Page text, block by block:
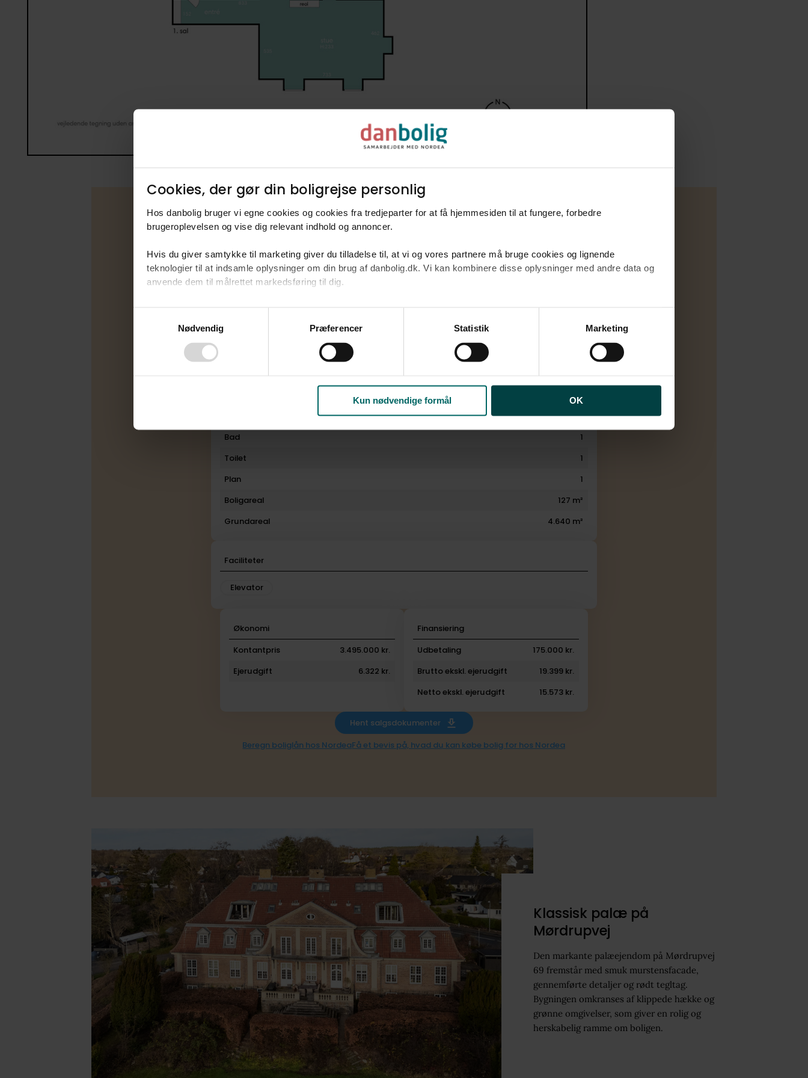
Cookies, der gør din boligrejse personlig​
Hos danbolig bruger vi egne cookies og cookies fra tredjeparter for at få hjemmesiden til at fungere, forbedre
brugeroplevelsen og vise dig relevant indhold og annoncer.​
Hvis du giver samtykke til marketing giver du tilladelse til, at vi og vores partnere må bruge cookies og lignende
teknologier til at indsamle oplysninger om din brug af danbolig.dk. Vi kan kombinere disse oplysninger med andre data og
anvende dem til målrettet markedsføring til dig.​
Ved at klikke på ”OK” giver du samtykke til alle formål. Du kan til enhver tid læse mere om brugen af cookies samt
tilbagekalde dit samtykke ved at følge linket til vores
. Oplysninger om behandling af personoplysninger
Nødvendig Præferencer Statistik Marketing
Kun nødvendige formål OK
Type
Lejlighed
Energimærke
Ombygget
1.
2
Bad
1
Toilet
1
Plan
1
Boligareal
127 m²
Grundareal
4.640 m²
Faciliteter
Elevator
Økonomi
Kontantpris
3.495.000 kr.
Ejerudgift
6.322 kr.
Finansiering
Udbetaling
175.000 kr.
Brutto ekskl. ejerudgift
19.399 kr.
Netto ekskl. ejerudgift
15.573 kr.
Hent salgsdokumenter
Beregn boliglån hos NordeaFå et bevis på, hvad du kan købe bolig for hos Nordea
Klassisk palæ på
Mørdrupvej
Den markante palæejendom på Mørdrupvej
69 fremstår med smuk murstensfacade,
gennemførte detaljer og rødt tegltag.
Bygningen omkranses af klippede hække og
grønne omgivelser, som giver en rolig og
herskabelig ramme om boligen.